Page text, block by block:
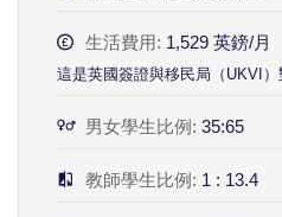
生活費用: 1,529 英鎊/月
這是英國簽證與移民局（UKVI）
男女學生比例: 35:65
教師學生比例: 1 : 13.4